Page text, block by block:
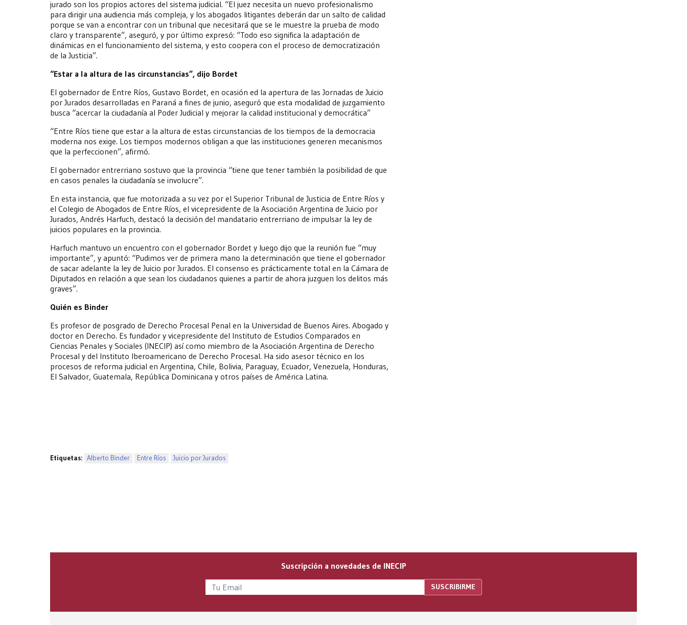
jurado son los propios actores del sistema judicial. “El juez necesita un nuevo profesionalismo
para dirigir una audiencia más compleja, y los abogados litigantes deberán dar un salto de calidad
porque se van a encontrar con un tribunal que necesitará que se le muestre la prueba de modo
claro y transparente”, aseguró, y por último expresó: “Todo eso significa la adaptación de
dinámicas en el funcionamiento del sistema, y esto coopera con el proceso de democratización
de la Justicia”.
“Estar a la altura de las circunstancias”, dijo Bordet
El gobernador de Entre Ríos, Gustavo Bordet, en ocasión ed la apertura de las Jornadas de Juicio
por Jurados desarrolladas en Paraná a fines de junio, aseguró que esta modalidad de juzgamiento
busca “acercar la ciudadanía al Poder Judicial y mejorar la calidad institucional y democrática”
“Entre Ríos tiene que estar a la altura de estas circunstancias de los tiempos de la democracia
moderna nos exige. Los tiempos modernos obligan a que las instituciones generen mecanismos
que la perfeccionen”, afirmó.
El gobernador entrerriano sostuvo que la provincia “tiene que tener también la posibilidad de que
en casos penales la ciudadanía se involucre”.
En esta instancia, que fue motorizada a su vez por el Superior Tribunal de Justicia de Entre Ríos y
el Colegio de Abogados de Entre Ríos, el vicepresidente de la Asociación Argentina de Juicio por
Jurados, Andrés Harfuch, destacó la decisión del mandatario entrerriano de impulsar la ley de
juicios populares en la provincia.
Harfuch mantuvo un encuentro con el gobernador Bordet y luego dijo que la reunión fue “muy
importante”, y apuntó: “Pudimos ver de primera mano la determinación que tiene el gobernador
de sacar adelante la ley de Juicio por Jurados. El consenso es prácticamente total en la Cámara de
Diputados en relación a que sean los ciudadanos quienes a partir de ahora juzguen los delitos más
graves”.
Quién es Binder
Es profesor de posgrado de Derecho Procesal Penal en la Universidad de Buenos Aires. Abogado y
doctor en Derecho. Es fundador y vicepresidente del Instituto de Estudios Comparados en
Ciencias Penales y Sociales (INECIP) así como miembro de la Asociación Argentina de Derecho
Procesal y del Instituto Iberoamericano de Derecho Procesal. Ha sido asesor técnico en los
procesos de reforma judicial en Argentina, Chile, Bolivia, Paraguay, Ecuador, Venezuela, Honduras,
El Salvador, Guatemala, República Dominicana y otros países de América Latina.
Etiquetas: Alberto Binder Entre Ríos Juicio por Jurados
Suscripción a novedades de INECIP